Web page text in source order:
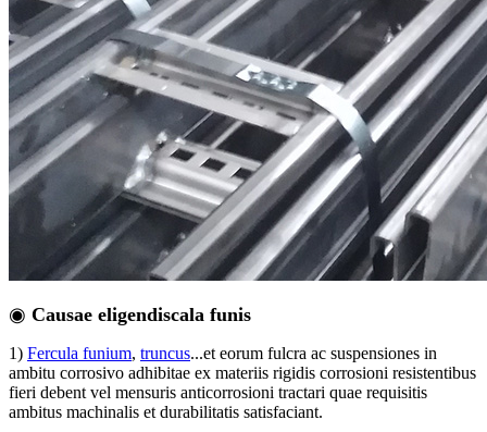
◉ Causae eligendiscala funis
1) Fercula funium, truncus...et eorum fulcra ac suspensiones in
ambitu corrosivo adhibitae ex materiis rigidis corrosioni resistentibus
fieri debent vel mensuris anticorrosioni tractari quae requisitis
ambitus machinalis et durabilitatis satisfaciant.